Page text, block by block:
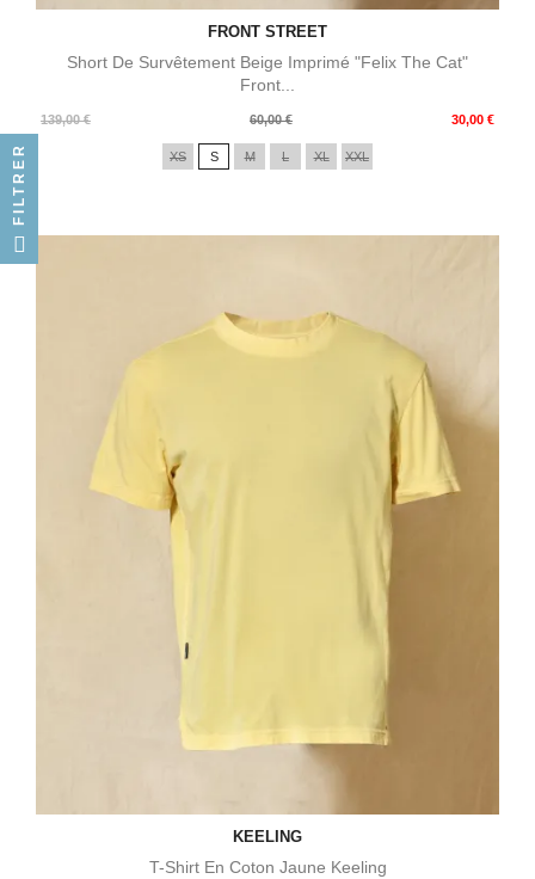
FRONT STREET
Short De Survêtement Beige Imprimé "Felix The Cat"
Front...
139,00 €
Prix
60,00 € 30,00 €
Prix
XS S M L XL XXL
KEELING
T-Shirt En Coton Jaune Keeling
FILTRER